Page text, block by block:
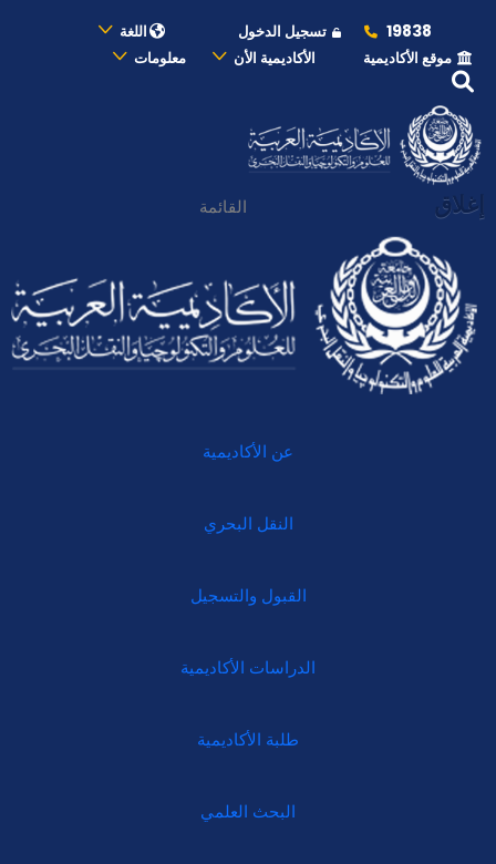
19838 تسجيل الدخول
اللغة
موقع الأكاديمية
الأكاديمية الأن معلومات
إغلاق القائمة
عن الأكاديمية
النقل البحري
القبول والتسجيل
الدراسات الأكاديمية
طلبة الأكاديمية
البحث العلمي